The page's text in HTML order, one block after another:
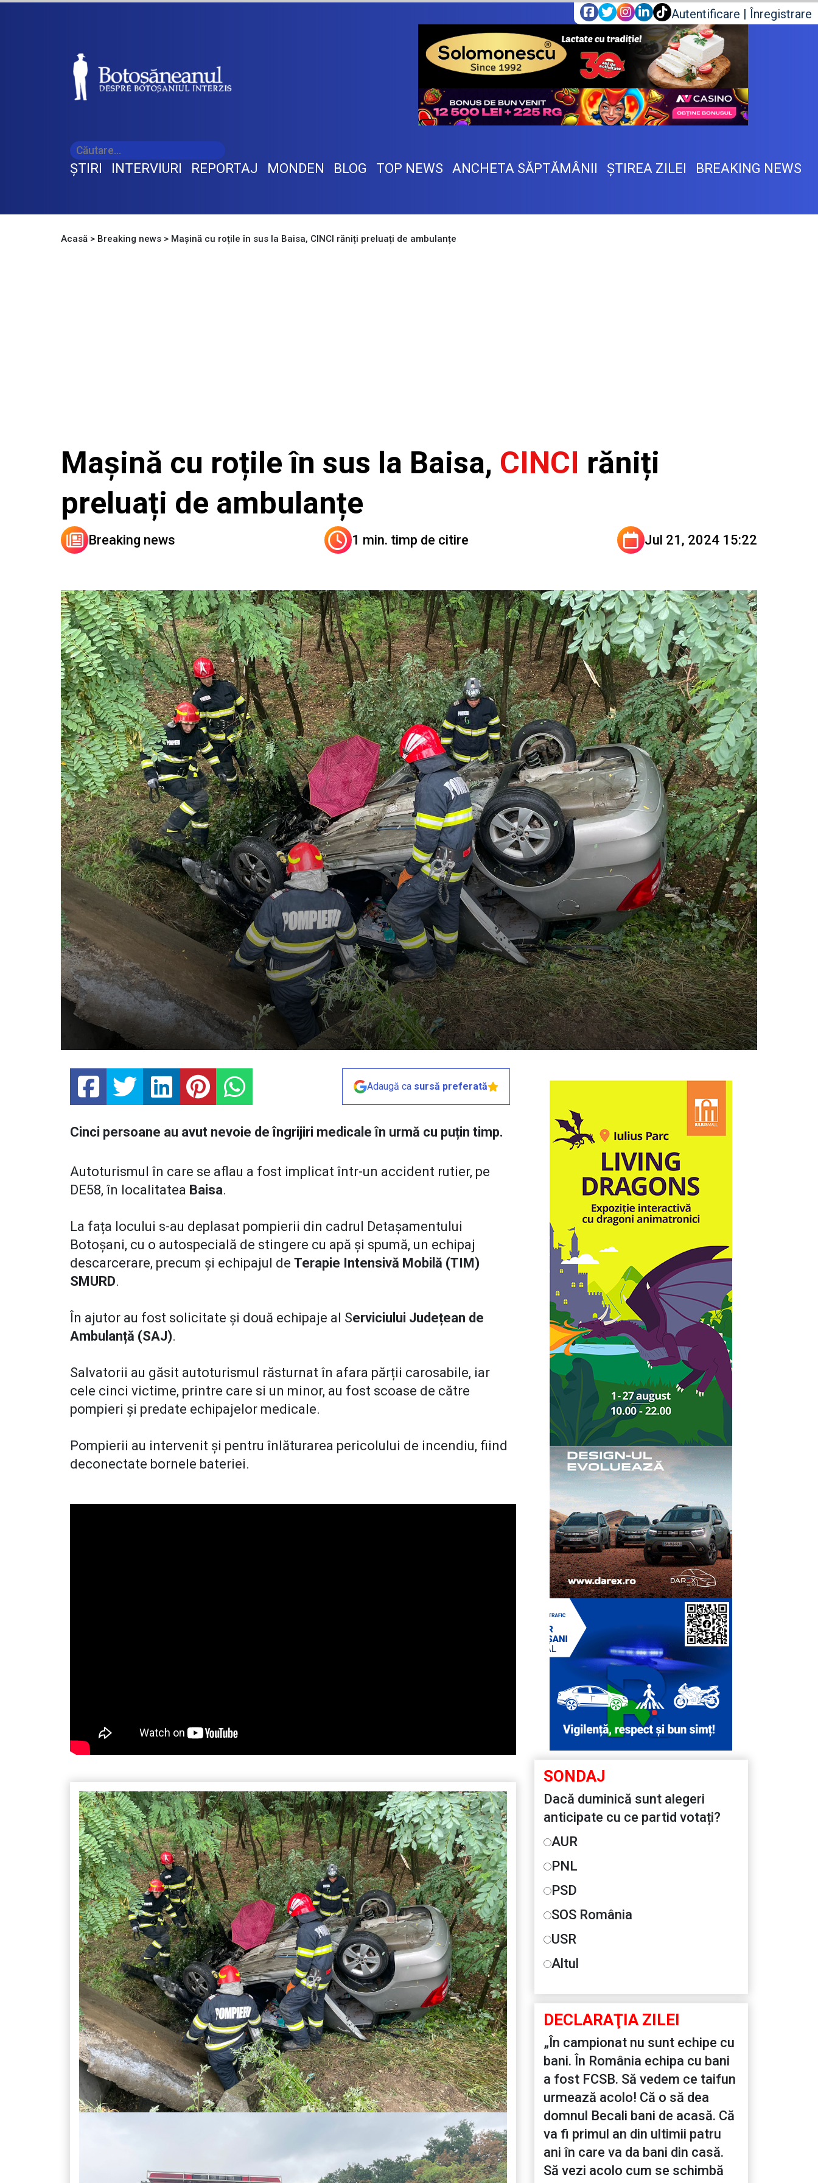
Autentificare | Înregistrare
ŞTIRI INTERVIURI REPORTAJ MONDEN BLOG TOP NEWS ANCHETA SĂPTĂMÂNII ŞTIREA ZILEI BREAKING NEWS
Acasă > Breaking news > Mașină cu roțile în sus la Baisa, CINCI răniți preluați de ambulanțe
Mașină cu roțile în sus la Baisa, CINCI răniți
preluați de ambulanțe
Breaking news 1 min. timp de citire Jul 21, 2024 15:22
Adaugă ca sursă preferată
Cinci persoane au avut nevoie de îngrijiri medicale în urmă cu puțin timp.
Autoturismul în care se aflau a fost implicat într-un accident rutier, pe
DE58, în localitatea Baisa.
La fața locului s-au deplasat pompierii din cadrul Detașamentului
Botoșani, cu o autospecială de stingere cu apă și spumă, un echipaj
descarcerare, precum și echipajul de Terapie Intensivă Mobilă (TIM)
SMURD.
În ajutor au fost solicitate și două echipaje al Serviciului Județean de
Ambulanță (SAJ).
Salvatorii au găsit autoturismul răsturnat în afara părții carosabile, iar
cele cinci victime, printre care si un minor, au fost scoase de către
pompieri și predate echipajelor medicale.
Pompierii au intervenit și pentru înlăturarea pericolului de incendiu, fiind
deconectate bornele bateriei.
SONDAJ
Dacă duminică sunt alegeri
anticipate cu ce partid votați?
AUR
PNL
PSD
SOS România
USR
Altul
DECLARAŢIA ZILEI
„În campionat nu sunt echipe cu
bani. În România echipa cu bani
a fost FCSB. Să vedem ce taifun
urmează acolo! Că o să dea
domnul Becali bani de acasă. Că
va fi primul an din ultimii patru
ani în care va da bani din casă.
Să vezi acolo cum se schimbă